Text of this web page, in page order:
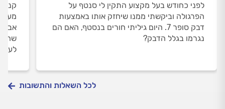
לפני כחודש בעל מקצוע התקין לי סנטף על
הפרגולה וביקשתי ממנו שיחזק אותו באמצעות
דבק סופר 7. היום גיליתי חורים בנסטף, האם הם
נגרמו בגלל הדבק?
אבל
לכל השאלות והתשובות